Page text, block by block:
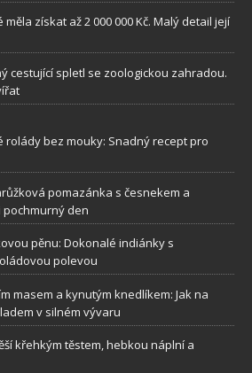
získat až 2 000 000 Kč. Malý detail její
cestující spletl se zoologickou zahradou.
rolády bez mouky: Snadný recept pro
pomazánka s česnekem a
den
pěnu: Dokonalé indiánky s
polevou
masem a kynutým knedlíkem: Jak na
v silném vývaru
křehkým těstem, hebkou náplní a